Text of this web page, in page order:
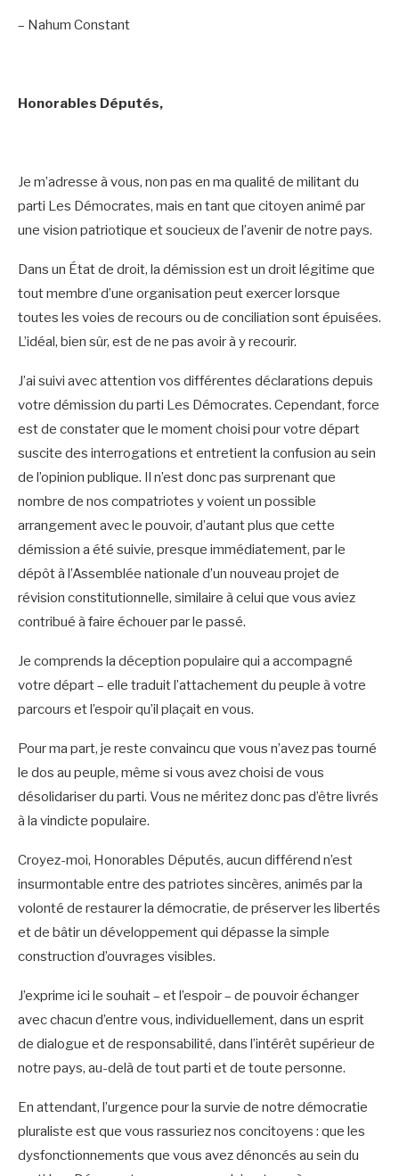
– Nahum Constant
Honorables Députés,
Je m’adresse à vous, non pas en ma qualité de militant du
parti Les Démocrates, mais en tant que citoyen animé par
une vision patriotique et soucieux de l’avenir de notre pays.
Dans un État de droit, la démission est un droit légitime que
tout membre d’une organisation peut exercer lorsque
toutes les voies de recours ou de conciliation sont épuisées.
L’idéal, bien sûr, est de ne pas avoir à y recourir.
J’ai suivi avec attention vos différentes déclarations depuis
votre démission du parti Les Démocrates. Cependant, force
est de constater que le moment choisi pour votre départ
suscite des interrogations et entretient la confusion au sein
de l’opinion publique. Il n’est donc pas surprenant que
nombre de nos compatriotes y voient un possible
arrangement avec le pouvoir, d’autant plus que cette
démission a été suivie, presque immédiatement, par le
dépôt à l’Assemblée nationale d’un nouveau projet de
révision constitutionnelle, similaire à celui que vous aviez
contribué à faire échouer par le passé.
Je comprends la déception populaire qui a accompagné
votre départ – elle traduit l’attachement du peuple à votre
parcours et l’espoir qu’il plaçait en vous.
Pour ma part, je reste convaincu que vous n’avez pas tourné
le dos au peuple, même si vous avez choisi de vous
désolidariser du parti. Vous ne méritez donc pas d’être livrés
à la vindicte populaire.
Croyez-moi, Honorables Députés, aucun différend n’est
insurmontable entre des patriotes sincères, animés par la
volonté de restaurer la démocratie, de préserver les libertés
et de bâtir un développement qui dépasse la simple
construction d’ouvrages visibles.
J’exprime ici le souhait – et l’espoir – de pouvoir échanger
avec chacun d’entre vous, individuellement, dans un esprit
de dialogue et de responsabilité, dans l’intérêt supérieur de
notre pays, au-delà de tout parti et de toute personne.
En attendant, l’urgence pour la survie de notre démocratie
pluraliste est que vous rassuriez nos concitoyens : que les
dysfonctionnements que vous avez dénoncés au sein du